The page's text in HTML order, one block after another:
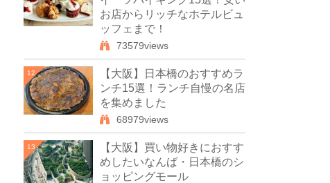
お店からリッチなホテルビュ
ッフェまで！
73579views
12
【大阪】日本橋のおすすめラ
ンチ15選！ランチ自慢の名店
を集めました
68979views
13
【大阪】買い物好きにおすす
めしたいなんば・日本橋のシ
ョッピングモール